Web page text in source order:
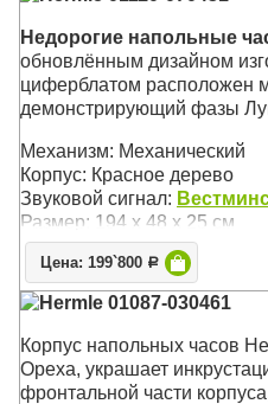
Недорогие напольные
обновлённым дизайном
циферблатом расположен
демонстрирующий фазы
Механизм: Механический
Корпус: Красное дерево
Звуковой сигнал:
Размер: 194 х 48 х 25 см
Цена: 199`800 Р
Hermle 01087-030461
Корпус напольных часов
Ореха, украшает
фронтальной части